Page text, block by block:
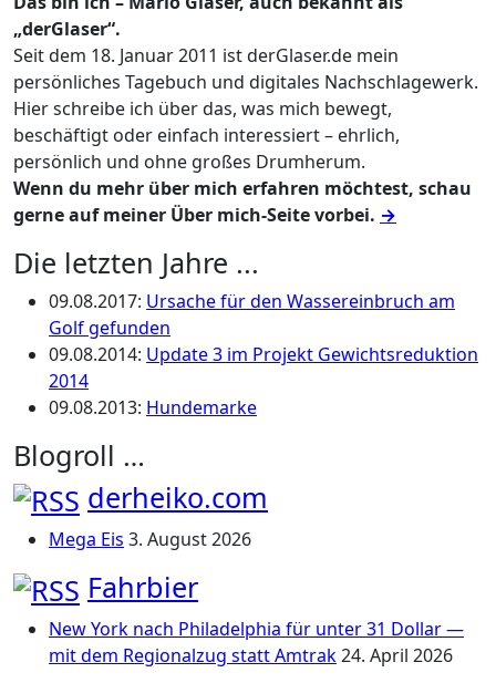
„derGlaser“.
Seit dem 18. Januar 2011 ist derGlaser.de mein
persönliches Tagebuch und digitales Nachschlagewerk.
Hier schreibe ich über das, was mich bewegt,
beschäftigt oder einfach interessiert – ehrlich,
persönlich und ohne großes Drumherum.
Wenn du mehr über mich erfahren möchtest, schau
gerne auf meiner Über mich-Seite vorbei. →
Die letzten Jahre ...
09.08.2017: Ursache für den Wassereinbruch am
Golf gefunden
09.08.2014: Update 3 im Projekt Gewichtsreduktion
2014
09.08.2013: Hundemarke
Blogroll …
derheiko.com
Mega Eis 3. August 2026
Fahrbier
New York nach Philadelphia für unter 31 Dollar —
mit dem Regionalzug statt Amtrak24. April 2026